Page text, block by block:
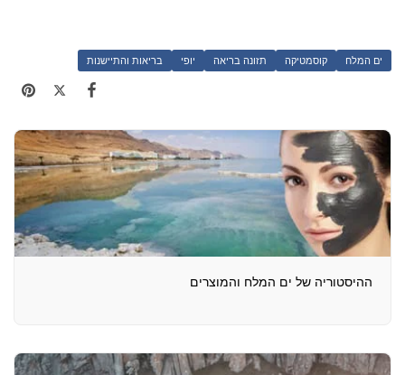
ים המלח קוסמטיקה תזונה בריאה יופי בריאות והתיישנות
ההיסטוריה של ים המלח והמוצרים